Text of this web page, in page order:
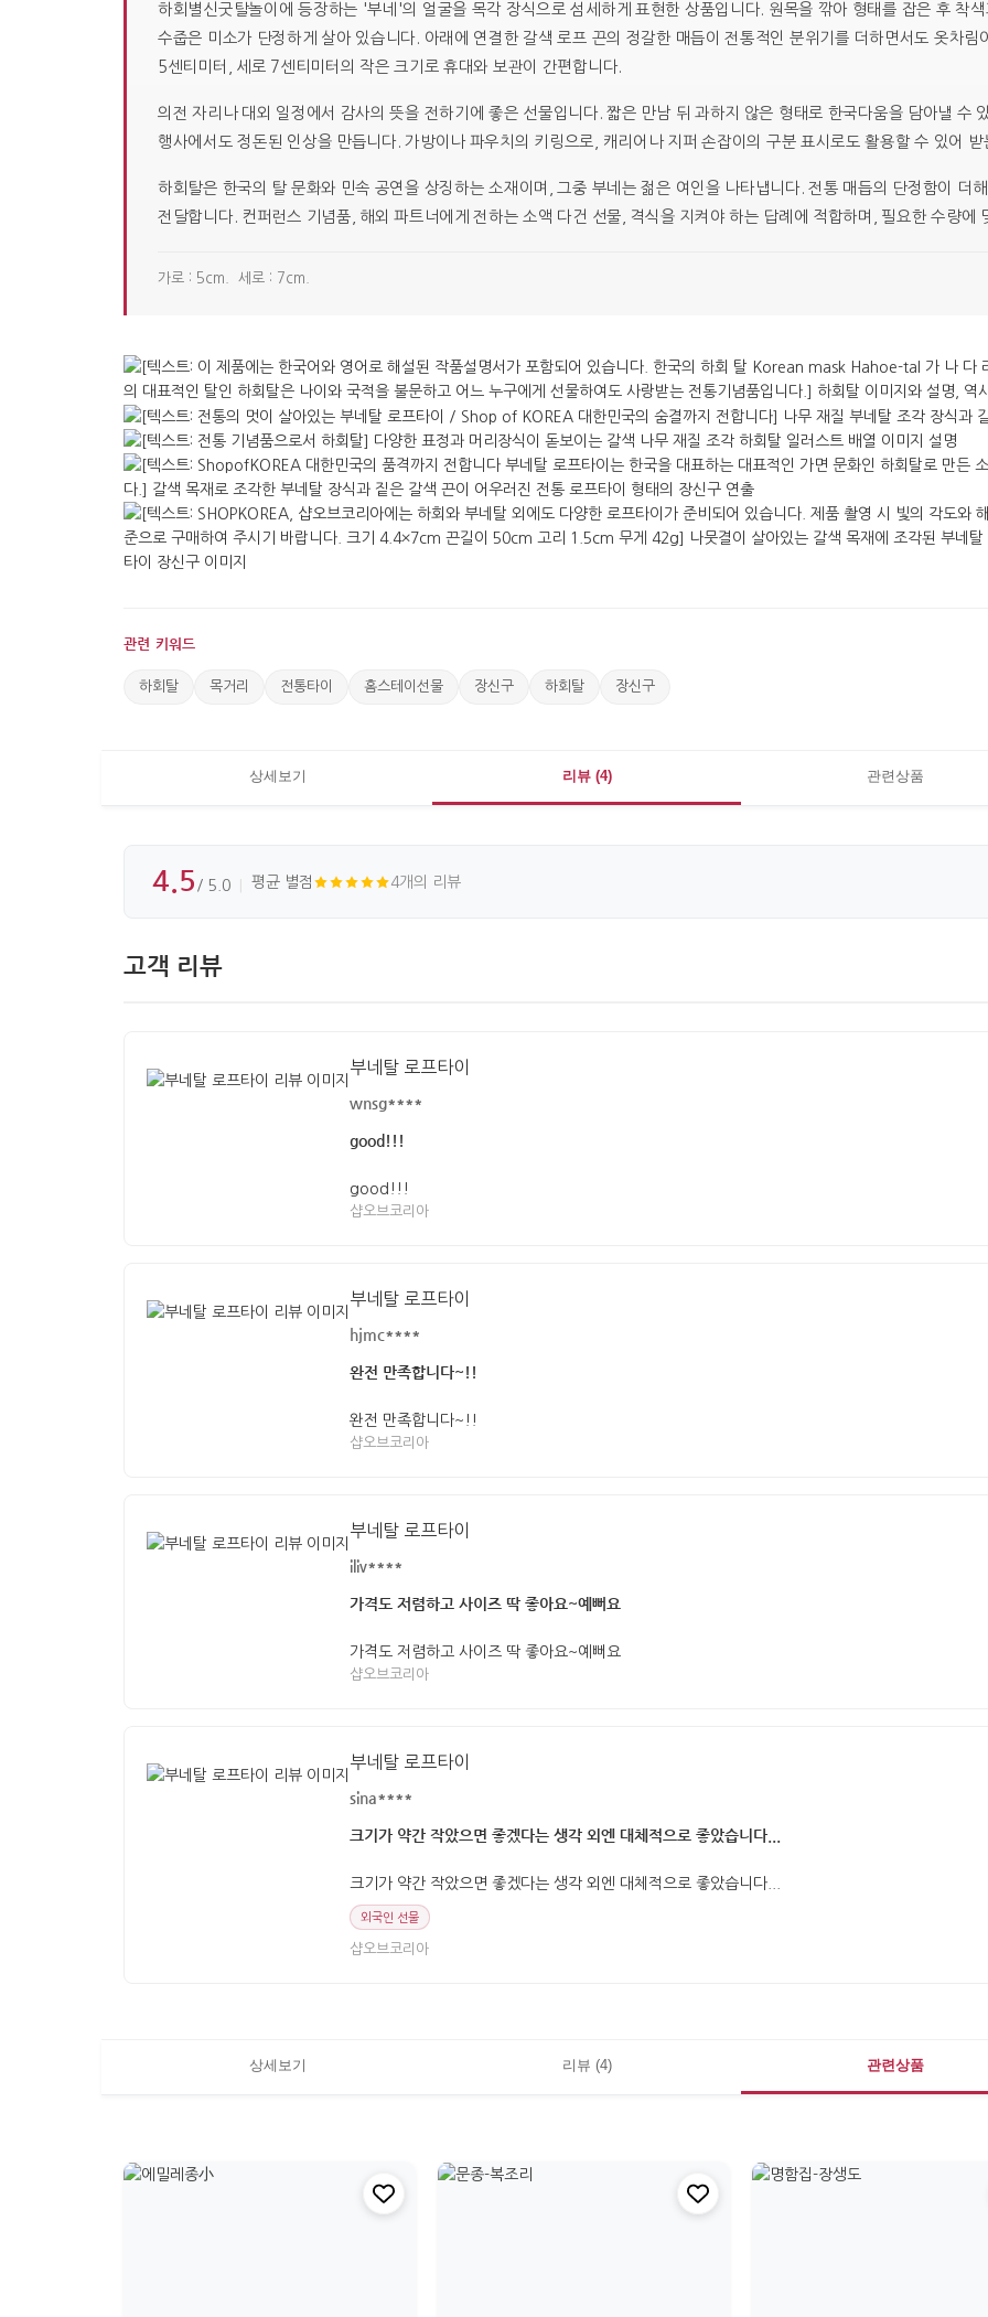
하회별신굿탈놀이에 등장하는 '부네'의 얼굴을 목각 장식으로 섬세하게 표현한 상품입니다. 원목을 깎아 형태를 잡은 후 착
수줍은 미소가 단정하게 살아 있습니다. 아래에 연결한 갈색 로프 끈의 정갈한 매듭이 전통적인 분위기를 더하면서도 옷차
5센티미터, 세로 7센티미터의 작은 크기로 휴대와 보관이 간편합니다.
의전 자리나 대외 일정에서 감사의 뜻을 전하기에 좋은 선물입니다. 짧은 만남 뒤 과하지 않은 형태로 한국다움을 담아낼 수
행사에서도 정돈된 인상을 만듭니다. 가방이나 파우치의 키링으로, 캐리어나 지퍼 손잡이의 구분 표시로도 활용할 수 있어
하회탈은 한국의 탈 문화와 민속 공연을 상징하는 소재이며, 그중 부네는 젊은 여인을 나타냅니다. 전통 매듭의 단정함이 더
전달합니다. 컨퍼런스 기념품, 해외 파트너에게 전하는 소액 다건 선물, 격식을 지켜야 하는 답례에 적합하며, 필요한 수량에
가로 : 5cm. 세로 : 7cm.
관련 키워드
하회탈 목거리 전통타이 홈스테이선물 장신구 하회탈 장신구
상세보기 리뷰 (4) 관련상품
4.5 / 5.0 평균 별점 4개의 리뷰
고객 리뷰
부네탈 로프타이
wnsg****
good!!!
good!!!
샵오브코리아
부네탈 로프타이
hjmc****
완전 만족합니다~!!
완전 만족합니다~!!
샵오브코리아
부네탈 로프타이
iliv****
가격도 저렴하고 사이즈 딱 좋아요~예뻐요
가격도 저렴하고 사이즈 딱 좋아요~예뻐요
샵오브코리아
부네탈 로프타이
sina****
크기가 약간 작았으면 좋겠다는 생각 외엔 대체적으로 좋았습니다...
크기가 약간 작았으면 좋겠다는 생각 외엔 대체적으로 좋았습니다...
외국인 선물
샵오브코리아
상세보기 리뷰 (4) 관련상품